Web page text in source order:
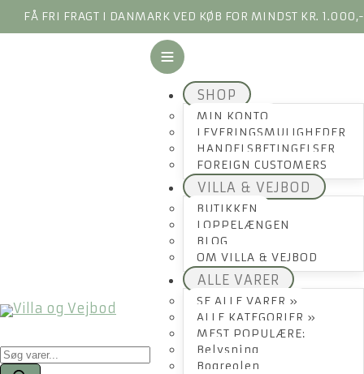
FÅ FRI FRAGT I DANMARK VED KØB FOR MINDST KR. 1.000,-
Products
search
SHOP
MIN KONTO
LEVERINGSMULIGHEDER
HANDELSBETINGELSER
FOREIGN CUSTOMERS
VILLA & VEJBOD
BUTIKKEN
LOPPELÆNGEN
BLOG
OM VILLA & VEJBOD
ALLE VARER
SE ALLE VARER »
ALLE KATEGORIER »
MEST POPULÆRE:
Belysning
Bogreolen